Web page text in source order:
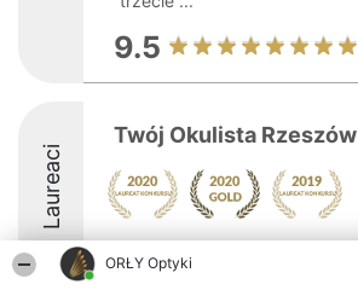
ORŁY Optyki
9.5
Laureaci
Twój Okulista Rzeszów